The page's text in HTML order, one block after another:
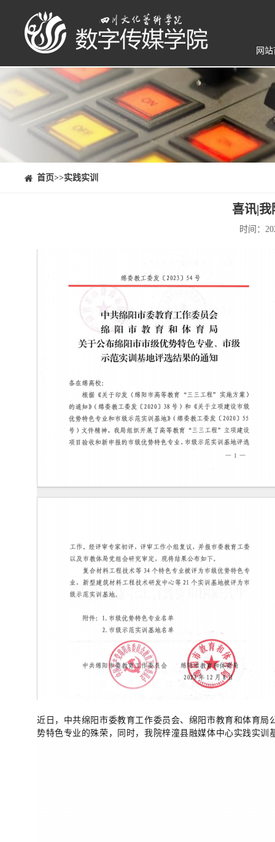
网
⠀⠀首页>>实践实训
喜讯|
时间：
近日，中共绵阳市委教育工作委员会、绵阳市教育和体育
势特色专业的殊荣，同时，我院梓潼县融媒体中心实践实训